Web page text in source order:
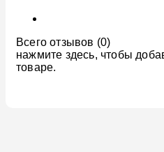
Всего отзывов (0)
нажмите здесь, чтобы
товаре.